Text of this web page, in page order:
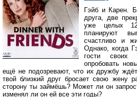
Гэйб и Карен.
друга, две
уже целых
планируют
счастливо и
Однако, когда
гости своих
опробовать
ещё не подозревают, что их дружбу
твой близкий друг бросает свою жену
сторону ты займёшь? Может ли он
изменял ли он ей все эти годы?